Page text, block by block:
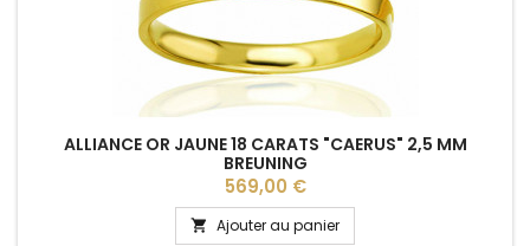
ALLIANCE OR JAUNE 18 CARATS "CAERUS" 2,5 MM
BREUNING
Prix
569,00 €
 Ajouter au panier